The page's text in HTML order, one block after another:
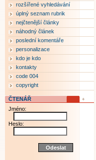
rozšířené vyhledávání
úplný seznam rubrik
nejčtenější články
náhodný článek
poslední komentáře
personalizace
kdo je kdo
kontakty
code 004
copyright
ČTENÁŘ
Jméno:
Heslo: